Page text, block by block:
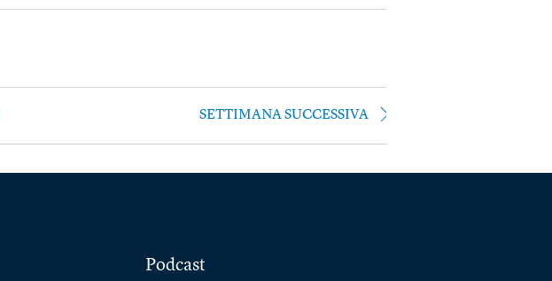
SETTIMANA SUCCESSIVA
Podcast